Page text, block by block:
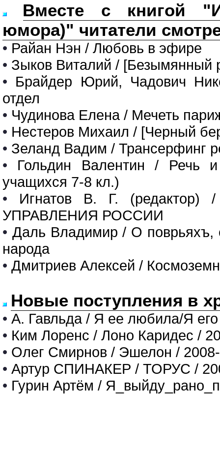
Вместе с книгой
юмора)" читатели
• Райан Нэн / Любовь в эфире
• Зыков Виталий / [Безымянный
• Брайдер Юрий, Чадович
отдел
• Чудинова Елена / Мечеть
• Нестеров Михаил / [Черный
• Зеланд Вадим / Трансерфинг
• Гольдин Валентин / Речь
учащихся 7-8 кл.)
• Игнатов В. Г.
УПРАВЛЕНИЯ РОССИИ
• Даль Владимир / О поврьяхъ,
народа
• Дмитриев Алексей /
Новые поступления в
• А. Гавльда / Я ее любила/Я
• Ким Лоренс / Лоно Каридес /
• Олег Смирнов / Эшелон /
• Артур СПИНАКЕР / ТОРУС /
• Гурин Артём /